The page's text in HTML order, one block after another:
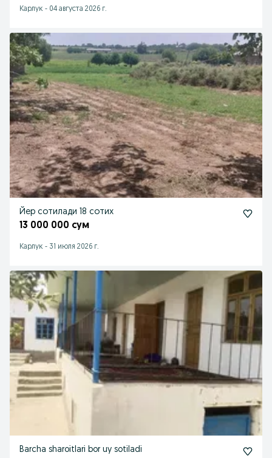
Карлук - 04 августа 2026 г.
Йер сотилади 18 сотих
13 000 000 сум
Карлук - 31 июля 2026 г.
Barcha sharoitlari bor uy sotiladi